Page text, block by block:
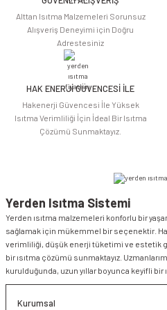
Alttan Isıtma Malzemeleri Sorunsuz
Alışveriş Deneyimi için Doğru
Adrestesiniz
HAK ENERJİ GÜVENCESİ İLE
Hakenerji Güvencesi İle Yüksek
Isıtma Verimliliği İçin İdeal Bir Isıtma
Çözümü Sunmaktayız.
Yerden Isıtma Sistemi
Yerden ısıtma malzemeleri konforlu bir
sağlamak için mükemmel bir seçenektir.
verimliliği, düşük enerji tüketimi ve estetik
bir ısıtma çözümü sunmaktayız.
kurulduğunda, uzun yıllar boyunca keyifli bir
Kurumsal